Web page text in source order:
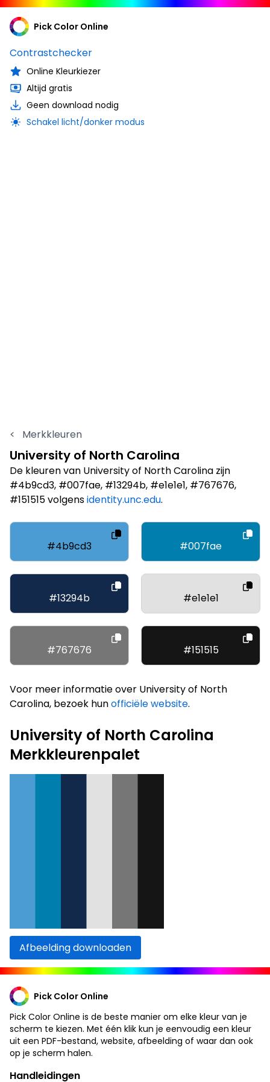
Pick Color Online
Contrastchecker
Online Kleurkiezer
Altijd gratis
Geen download nodig
Schakel licht/donker modus
< Merkkleuren
University of North Carolina
De kleuren van University of North Carolina zijn
#4b9cd3, #007fae, #13294b, #e1e1e1, #767676,
#151515 volgensidentity.unc.edu.
#4b9cd3 #007fae
#13294b #e1e1e1
#767676 #151515
Voor meer informatie over University of North
Carolina, bezoek hunofficiële website.
University of North Carolina
Merkkleurenpalet
Afbeelding downloaden
Pick Color Online
Pick Color Online is de beste manier om elke kleur van je
scherm te kiezen. Met één klik kun je eenvoudig een kleur
uit een PDF-bestand, website, afbeelding of waar dan ook
op je scherm halen.
Handleidingen